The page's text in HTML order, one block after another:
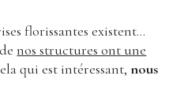
florissantes existent…
nos structures ont une
qui est intéressant, nous